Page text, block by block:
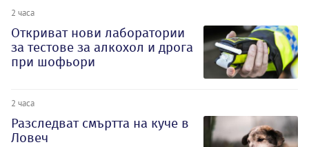
2 часа
Откриват нови лаборатории
за тестове за алкохол и дрога
при шофьори
2 часа
Разследват смъртта на куче в
Ловеч